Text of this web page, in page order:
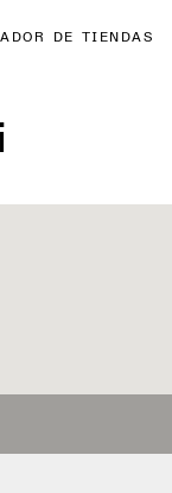
DE TIENDAS